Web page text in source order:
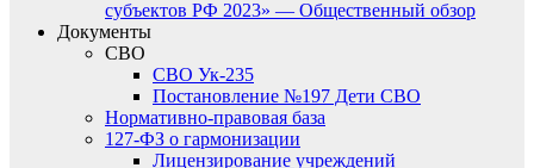
субъектов РФ 2023» — Общественный обзор
Документы
СВО
СВО Ук-235
Постановление №197 Дети СВО
Нормативно-правовая база
127-ФЗ о гармонизации
Лицензирование учреждений